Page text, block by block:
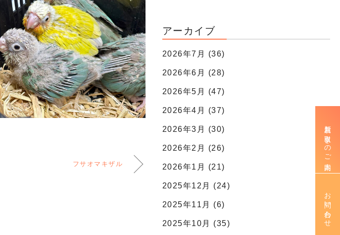
フサオマキザル
アーカイブ
2026年7月 (36)
2026年6月 (28)
2026年5月 (47)
2026年4月 (37)
2026年3月 (30)
2026年2月 (26)
2026年1月 (21)
2025年12月 (24)
2025年11月 (6)
2025年10月 (35)
新規お取引きのご案内
お問い合わせ